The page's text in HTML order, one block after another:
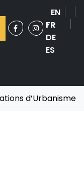
EN
FR
DE
ES
Facebook
(ouverture dans
Instagram
(ouverture
d’Urbanisme